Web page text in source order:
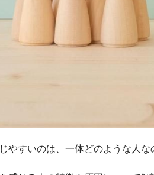
やすいのは、一体どのような人な